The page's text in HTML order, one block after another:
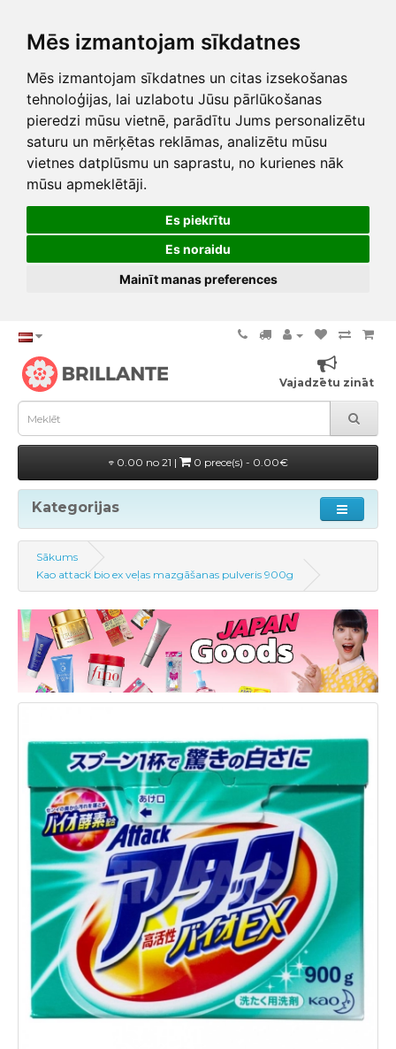
Mēs izmantojam sīkdatnes
Mēs izmantojam sīkdatnes un citas izsekošanas
tehnoloģijas, lai uzlabotu Jūsu pārlūkošanas
pieredzi mūsu vietnē, parādītu Jums personalizētu
saturu un mērķētas reklāmas, analizētu mūsu
vietnes datplūsmu un saprastu, no kurienes nāk
mūsu apmeklētāji.
Es piekrītu
Es noraidu
Mainīt manas preferences
Vajadzētu zināt
0.00 no 21 | 0 prece(s) - 0.00€
Kategorijas
Sākums
Kao attack bio ex veļas mazgāšanas pulveris 900g